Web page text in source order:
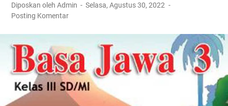
Diposkan oleh Admin
Selasa, Agustus 30, 2022
Posting Komentar